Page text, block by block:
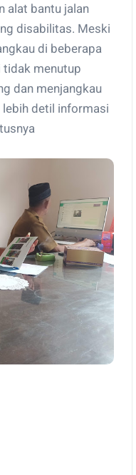
alat bantu jalan
disabilitas. Meski
di beberapa
tidak menutup
dan menjangkau
lebih detil informasi